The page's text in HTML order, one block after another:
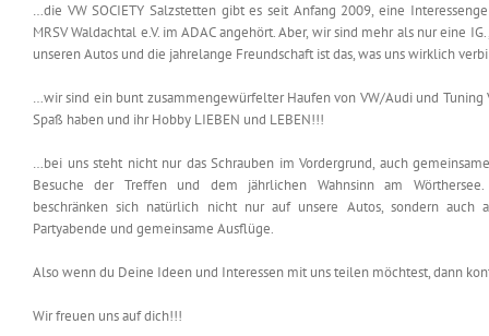
…die VW SOCIETY Salzstetten gibt es seit Anfang 2009, eine
MRSV Waldachtal e.V. im ADAC angehört. Aber, wir sind mehr als nur eine
unseren Autos und die jahrelange Freundschaft ist das, was uns wirklich
…wir sind ein bunt zusammengewürfelter Haufen von VW/Audi und Tuning
Spaß haben und ihr Hobby LIEBEN und LEBEN!!!
…bei uns steht nicht nur das Schrauben im Vordergrund, auch
Besuche der Treffen und dem jährlichen Wahnsinn am Wörthersee.
beschränken sich natürlich nicht nur auf unsere Autos, sondern auch
Partyabende und gemeinsame Ausflüge.
Also wenn du Deine Ideen und Interessen mit uns teilen möchtest, dann
Wir freuen uns auf dich!!!